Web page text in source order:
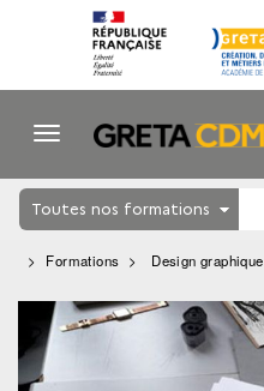
Toutes nos formations
Formations Design graphique